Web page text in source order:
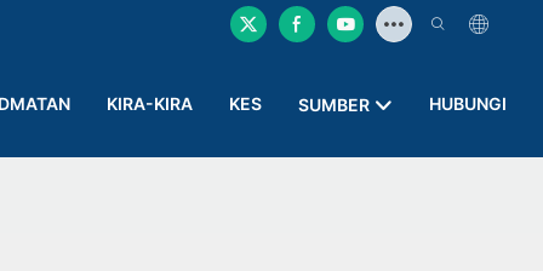
KIRA-KIRA KES SUMBER HUBUNGI